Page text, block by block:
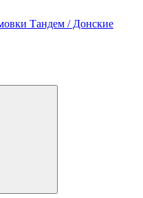
Тандем / Донские